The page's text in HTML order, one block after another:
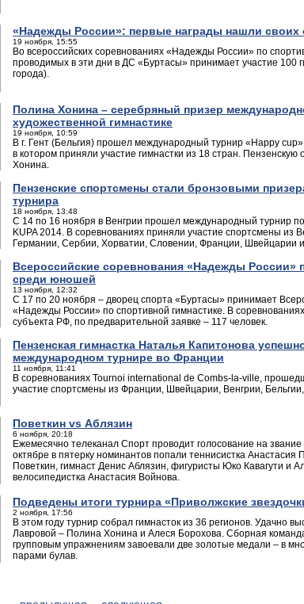
«Надежды России»: первые награды нашли своих
19 ноября, 15:55
Во всероссийских соревнованиях «Надежды России» по
проводимых в эти дни в ДС «Буртасы» принимает участие 100
города).
Полина Хонина – серебряный призер
художественной гимнастике
19 ноября, 10:59
В г. Гент (Бельгия) прошел международный турнир «Happy
в котором приняли участие гимнастки из 18 стран.
Хонина.
Пензенские спортсмены стали бронзовыми
турнира
18 ноября, 13:48
С 14 по 16 ноября в Венгрии прошел международный турнир
KUPA 2014. В соревнованиях приняли участие спортсмены из
Германии, Сербии, Хорватии, Словении, Франции, Швейцарии
Всероссийские соревнования «Надежды России»
среди юношей
13 ноября, 12:32
С 17 по 20 ноября – дворец спорта «Буртасы» принимает
«Надежды России» по спортивной гимнастике. В
субъекта РФ, по предварительной заявке – 117 человек.
Пензенская гимнастка Наталья Капитонова
международном турнире во Франции
11 ноября, 11:41
В соревнованиях Tournoi international de Combs-la-ville,
участие спортсмены из Франции, Швейцарии, Венгрии,
Поветкин vs Аблязин
6 ноября, 20:18
Ежемесячно телеканал Спорт проводит голосование на
октябре в пятерку номинантов попали теннисистка Анастасия
Поветкин, гимнаст Денис Аблязин, фигуристы Юко Кавагути и
велосипедистка Анастасия Войнова.
Подведены итоги турнира «Приволжские
2 ноября, 17:56
В этом году турнир собрал гимнасток из 36 регионов. Удачно
Лавровой – Полина Хонина и Алеся Борохова. Сборная
групповым упражнениям завоевали две золотые медали – в
парами булав.